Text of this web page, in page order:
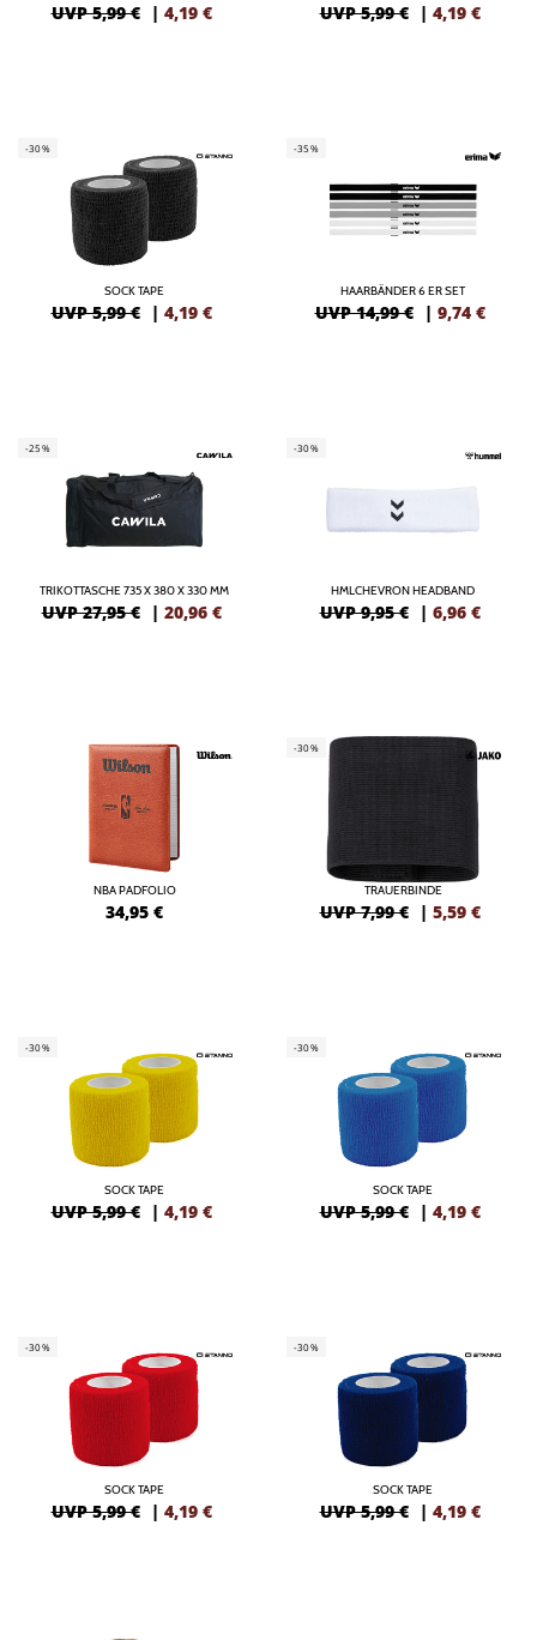
UVP 5,99 € | 4,19 € UVP 5,99 € | 4,19 €
-30%
SOCK TAPE
UVP 5,99 € | 4,19 €
-35%
HAARBÄNDER 6 ER SET
UVP 14,99 € | 9,74 €
-25%
TRIKOTTASCHE 735 X 380 X 330 MM
UVP 27,95 € | 20,96 €
-30%
HMLCHEVRON HEADBAND
UVP 9,95 € | 6,96 €
NBA PADFOLIO
34,95 €
-30%
TRAUERBINDE
UVP 7,99 € | 5,59 €
-30%
SOCK TAPE
UVP 5,99 € | 4,19 €
-30%
SOCK TAPE
UVP 5,99 € | 4,19 €
-30%
SOCK TAPE
UVP 5,99 € | 4,19 €
-30%
SOCK TAPE
UVP 5,99 € | 4,19 €